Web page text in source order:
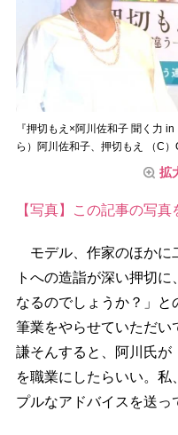
『押切もえ×阿川佐和子 聞く力
ら）阿川佐和子、押切もえ （C
拡
【写真】この記事の写真
モデル、作家のほかに
トへの造詣が深い押切
なるのでしょうか？」と
筆業をやらせていただい
謙そんすると、阿川氏が
を職業にしたらいい。
プルなアドバイスを送っ